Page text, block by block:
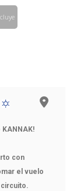
con
el vuelo